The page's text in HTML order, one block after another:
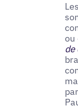
ou
de